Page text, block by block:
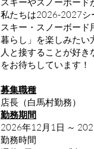
私たちは2026-2027シ
スキー・スノーボード
暮らし」を楽しみたい
人と接することが好
をお待ちしています！
募集職種
店長（白馬村勤務）
勤務期間
2026年12月1日 ～
勤務時間